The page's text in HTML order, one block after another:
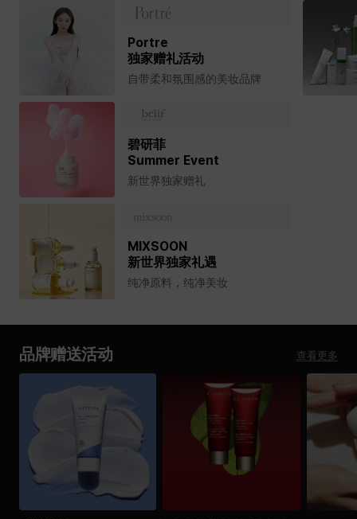
Portre
独家赠礼活动
自带柔和氛围感的美妆品牌
碧研菲
Summer Event
新世界独家赠礼
MIXSOON
新世界独家礼遇
纯净原料，纯净美妆
品牌赠送活动 查看更多